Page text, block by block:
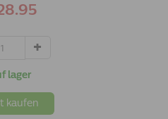
lager
kaufen